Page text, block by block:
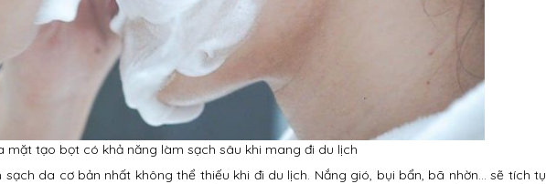
mặt tạo bọt có khả năng làm sạch sâu khi mang đi du lịch
da cơ bản nhất không thể thiếu khi đi du lịch. Nắng gió, bụi bẩn, bã nhờn… sẽ tích tụ